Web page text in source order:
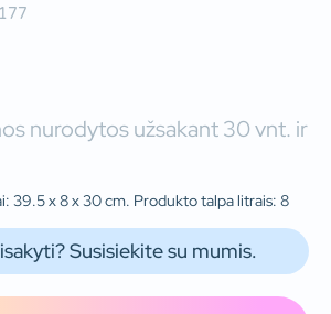
nurodytos užsakant 30 vnt. ir
39.5 x 8 x 30 cm. Produkto talpa litrais: 8
Susisiekite su mumis.